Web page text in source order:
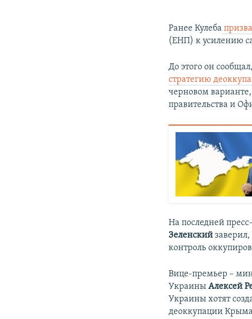
Ранее Кулеба
(ЕНП) к усилению
До этого он
стратегию
черновом
правительства и
На последней
Зеленский
контроль
Вице-премьер –
УкраиныАлексей
Украины хотят
деоккупации